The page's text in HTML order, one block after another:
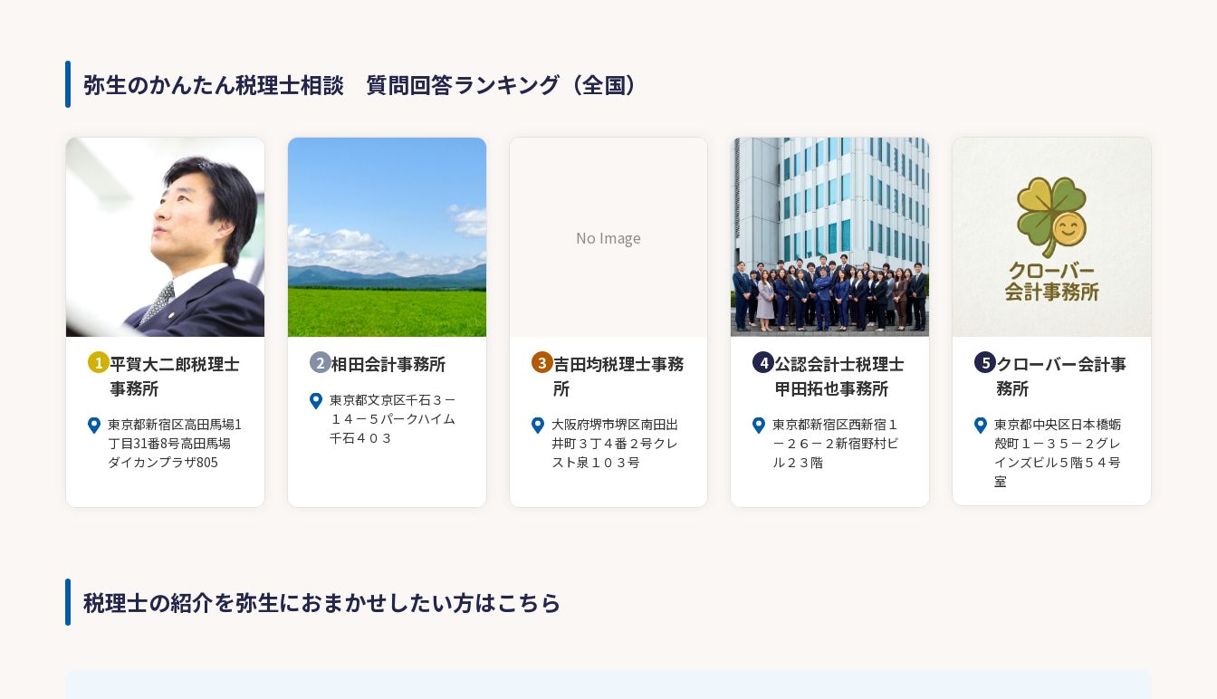
弥生のかんたん税理士相談 質問回答ランキング（全国）
1 平賀大二郎税理士
事務所
東京都新宿区高田馬場1
丁目31番8号高田馬場
ダイカンプラザ805
2 相田会計事務所
東京都文京区千石３－
１４－５パークハイム
千石４０３
No Image
3 吉田均税理士事務
所
大阪府堺市堺区南田出
井町３丁４番２号クレ
スト泉１０３号
4 公認会計士税理士
甲田拓也事務所
東京都新宿区西新宿１
－２６－２新宿野村ビ
ル２３階
5 クローバー会計事
務所
東京都中央区日本橋蛎
殻町１－３５－２グレ
インズビル５階５４号
室
税理士の紹介を弥生におまかせしたい方はこちら